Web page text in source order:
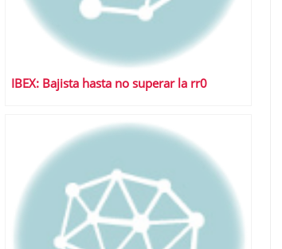
IBEX: Bajista hasta no superar la rr0